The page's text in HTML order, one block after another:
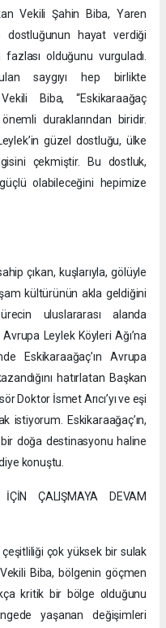
Vekili Şahin Biba, Yaren
dostluğunun hayat verdiği
olduğunu vurguladı.
saygıyı hep birlikte
Biba, “Eskikaraağaç
duraklarından biridir.
güzel dostluğu, ülke
çekmiştir. Bu dostluk,
olabileceğini hepimize
çıkan, kuşlarıyla, gölüyle
kültürünün akla geldiğini
uluslararası alanda
Leylek Köyleri Ağı’na
Eskikaraağaç’ın Avrupa
hatırlatan Başkan
Doktor İsmet Arıcı’yı ve eşi
istiyorum. Eskikaraağaç’ın,
doğa destinasyonu haline
konuştu.
İÇİN ÇALIŞMAYA DEVAM
çok yüksek bir sulak
Biba, bölgenin göçmen
kritik bir bölge olduğunu
yaşanan değişimleri